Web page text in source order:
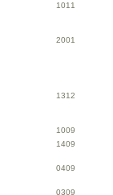
1011
2001
1312
1009
1409
0409
0309